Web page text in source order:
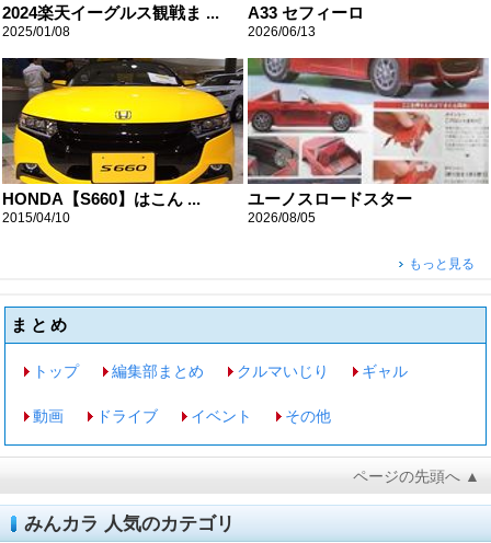
2024楽天イーグルス観戦ま ...
2025/01/08
A33 セフィーロ
2026/06/13
HONDA【S660】はこん ...
2015/04/10
ユーノスロードスター
2026/08/05
もっと見る
まとめ
トップ 編集部まとめ クルマいじり ギャル
動画 ドライブ イベント その他
ページの先頭へ ▲
みんカラ 人気のカテゴリ